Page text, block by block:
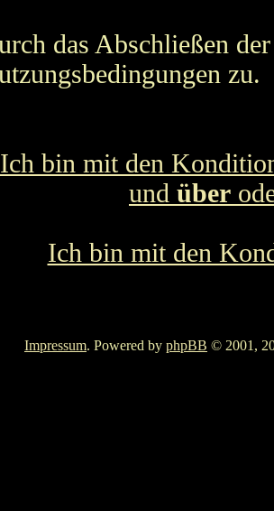
das Abschließen
zu.
Ich bin mit den
und über
Ich bin mit den
Impressum. Powered by phpBB © 2001,